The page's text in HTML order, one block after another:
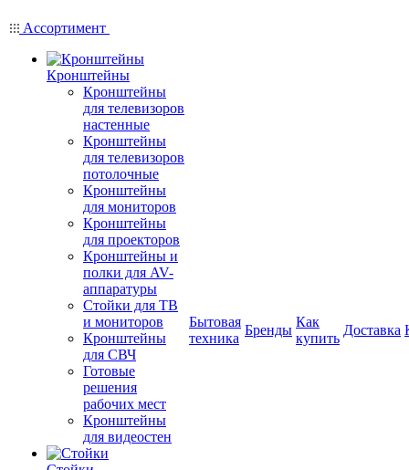
Ассортимент
Кронштейны
Кронштейны
для телевизоров
настенные
Кронштейны
для телевизоров
потолочные
Кронштейны
для мониторов
Кронштейны
для проекторов
Кронштейны и
полки для AV-
аппаратуры
Стойки для ТВ
и мониторов
Кронштейны
для СВЧ
Готовые
решения
рабочих мест
Кронштейны
для видеостен
Бытовая
техника
Бренды
Как
купить
Доставка